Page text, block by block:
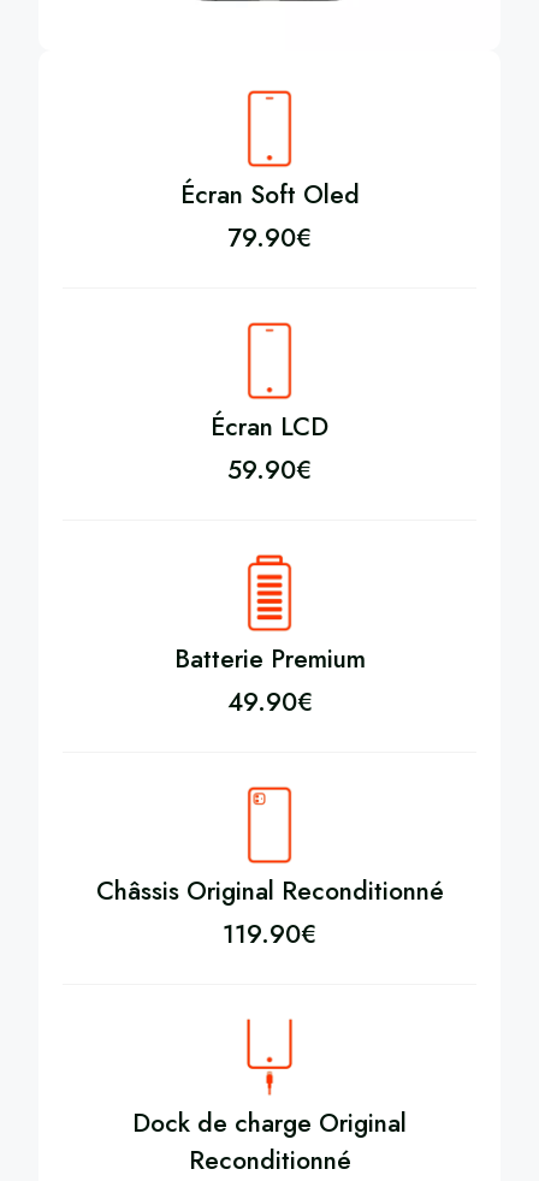
Écran Soft Oled
79.90€
Écran LCD
59.90€
Batterie Premium
49.90€
Châssis Original Reconditionné
119.90€
Dock de charge Original
Reconditionné